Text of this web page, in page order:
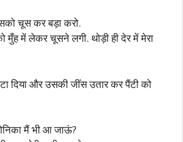
चूस कर बड़ा करो.
मुँह में लेकर चूसने लगी. थोड़ी ही देर में मेरा
दिया और उसकी जींस उतार कर पैंटी को
मैं भी आ जाऊं?